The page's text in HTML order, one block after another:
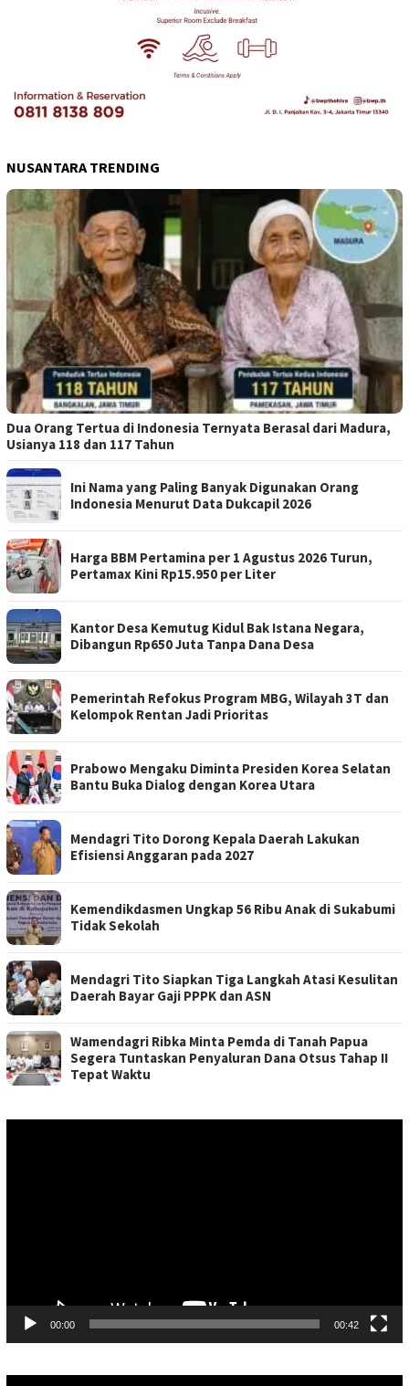
NUSANTARA TRENDING
Dua Orang Tertua di Indonesia Ternyata Berasal dari Madura,
Usianya 118 dan 117 Tahun
Ini Nama yang Paling Banyak Digunakan Orang
Indonesia Menurut Data Dukcapil 2026
Harga BBM Pertamina per 1 Agustus 2026 Turun,
Pertamax Kini Rp15.950 per Liter
Kantor Desa Kemutug Kidul Bak Istana Negara,
Dibangun Rp650 Juta Tanpa Dana Desa
Pemerintah Refokus Program MBG, Wilayah 3T dan
Kelompok Rentan Jadi Prioritas
Prabowo Mengaku Diminta Presiden Korea Selatan
Bantu Buka Dialog dengan Korea Utara
Mendagri Tito Dorong Kepala Daerah Lakukan
Efisiensi Anggaran pada 2027
Kemendikdasmen Ungkap 56 Ribu Anak di Sukabumi
Tidak Sekolah
Mendagri Tito Siapkan Tiga Langkah Atasi Kesulitan
Daerah Bayar Gaji PPPK dan ASN
Wamendagri Ribka Minta Pemda di Tanah Papua
Segera Tuntaskan Penyaluran Dana Otsus Tahap II
Tepat Waktu
00:00 00:42